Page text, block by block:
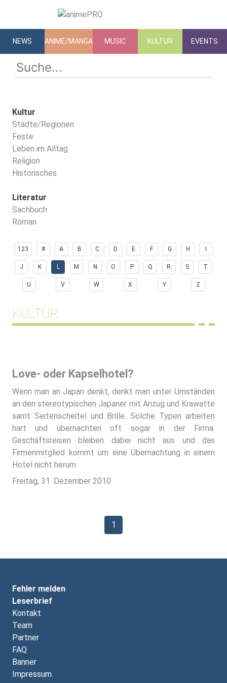
NEWS ANIME/MANGA MUSIC KULTUR EVENTS
Kultur
Städte/Regionen
Feste
Leben im Alltag
Religion
Historisches
Literatur
Sachbuch
Roman
123 # A B C D E F G H
J K L M N O P Q R S T
U V W X Y Z
KULTUR
Love- oder Kapselhotel?
Wenn man an Japan denkt, denkt man unter Umständen
an den stereotypischen Japaner mit Anzug und Krawatte
samt Seitenscheitel und Brille. Solche Typen arbeiten
hart und übernachten oft sogar in der Firma.
Geschäftsreisen bleiben dabei nicht aus und das
Firmenmitglied kommt um eine Übernachtung in einem
Hotel nicht herum.
Freitag, 31. Dezember 2010
1
Fehler melden
Leserbrief
Kontakt
Team
Partner
FAQ
Banner
Impressum